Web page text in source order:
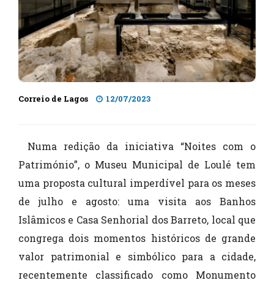
Correio de Lagos 12/07/2023
Numa redição da iniciativa “Noites com o
Património”, o Museu Municipal de Loulé tem
uma proposta cultural imperdível para os meses
de julho e agosto: uma visita aos Banhos
Islâmicos e Casa Senhorial dos Barreto, local que
congrega dois momentos históricos de grande
valor patrimonial e simbólico para a cidade,
recentemente classificado como Monumento